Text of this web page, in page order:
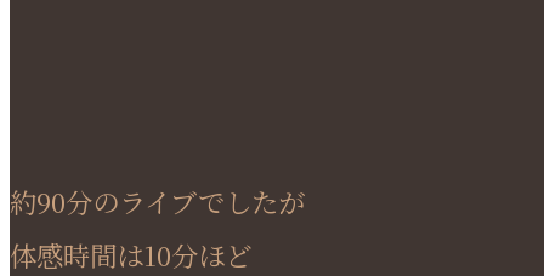
約90分のライブでしたが
体感時間は10分ほど